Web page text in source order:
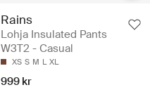
Rains
Lohja Insulated Pants
W3T2 - Casual
XS S M L XL
999 kr